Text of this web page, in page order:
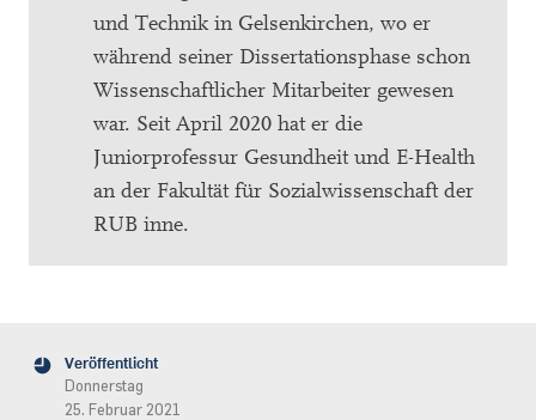
und Technik in Gelsenkirchen, wo er
während seiner Dissertationsphase schon
Wissenschaftlicher Mitarbeiter gewesen
war. Seit April 2020 hat er die
Juniorprofessur Gesundheit und E-Health
an der Fakultät für Sozialwissenschaft der
RUB inne.
Veröffentlicht
Donnerstag
25. Februar 2021